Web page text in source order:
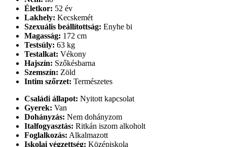
Életkor: 52 év
Lakhely: Kecskemét
Szexuális beállítottság: Enyhe bi
Magasság: 172 cm
Testsúly: 63 kg
Testalkat: Vékony
Hajszín: Szőkésbarna
Szemszín: Zöld
Intim szőrzet: Természetes
Családi állapot: Nyitott kapcsolat
Gyerek: Van
Dohányzás: Nem dohányzom
Italfogyasztás: Ritkán iszom alkoholt
Foglalkozás: Alkalmazott
Iskolai végzettség: Középiskola